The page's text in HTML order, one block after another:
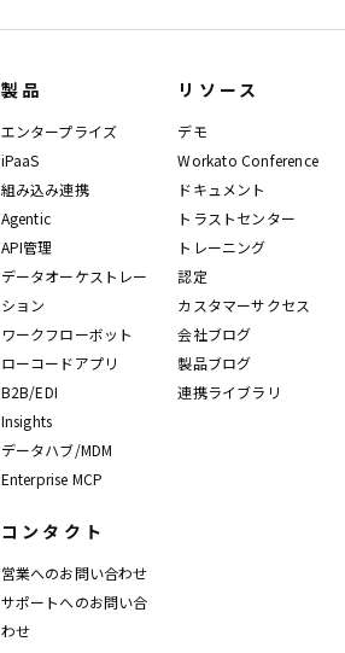
製品
エンタープライズ
iPaaS
組み込み連携
Agentic
API管理
データオーケストレー
ション
ワークフローボット
ローコードアプリ
B2B/EDI
Insights
データハブ/MDM
Enterprise MCP
リソース
デモ
Workato Conference
ドキュメント
トラストセンター
トレーニング
認定
カスタマーサクセス
会社ブログ
製品ブログ
連携ライブラリ
コンタクト
営業へのお問い合わせ
サポートへのお問い合
わせ